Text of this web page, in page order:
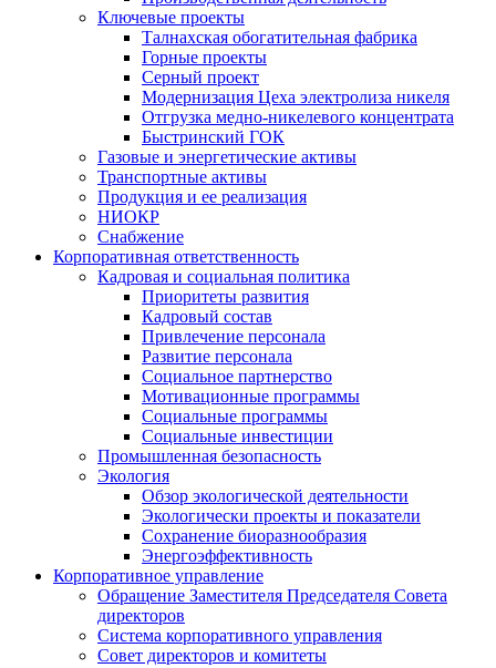
Ключевые проекты
Талнахская обогатительная фабрика
Горные проекты
Серный проект
Модернизация Цеха электролиза никеля
Отгрузка медно-никелевого концентрата
Быстринский ГОК
Газовые и энергетические активы
Транспортные активы
Продукция и ее реализация
НИОКР
Снабжение
Корпоративная ответственность
Кадровая и социальная политика
Приоритеты развития
Кадровый состав
Привлечение персонала
Развитие персонала
Социальное партнерство
Мотивационные программы
Социальные программы
Социальные инвестиции
Промышленная безопасность
Экология
Обзор экологической деятельности
Экологически проекты и показатели
Сохранение биоразнообразия
Энергоэффективность
Корпоративное управление
Обращение Заместителя Председателя Совета
директоров
Система корпоративного управления
Совет директоров и комитеты